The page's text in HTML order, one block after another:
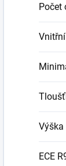
Počet
Výška
ECE